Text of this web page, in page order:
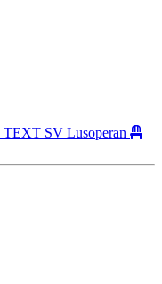
TEXT SV Lusoperan